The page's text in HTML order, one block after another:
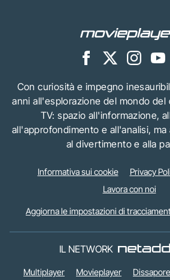
Con curiosità e impegno
anni all'esplorazione del mondo del
TV: spazio all'informazione,
all'approfondimento e all'analisi,
al divertimento e alla
Informativa sui cookie Privacy
Lavora con noi
Aggiorna le impostazioni di
IL NETWORK
Multiplayer Movieplayer Dissapore